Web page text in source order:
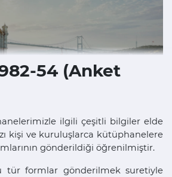
54 (Anket
ilgili çeşitli bilgiler elde
kişi ve kuruluşlarca kütüphanelere
gönderildiği öğrenilmiştir.
gönderilmek suretiyle